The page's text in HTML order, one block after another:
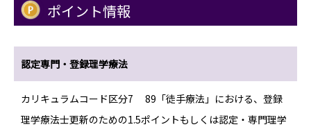
ポイント情報
認定専門・登録理学療法
カリキュラムコード区分7 89「徒手療法」における、登録
理学療法士更新のための1.5ポイントもしくは認定・専門理学